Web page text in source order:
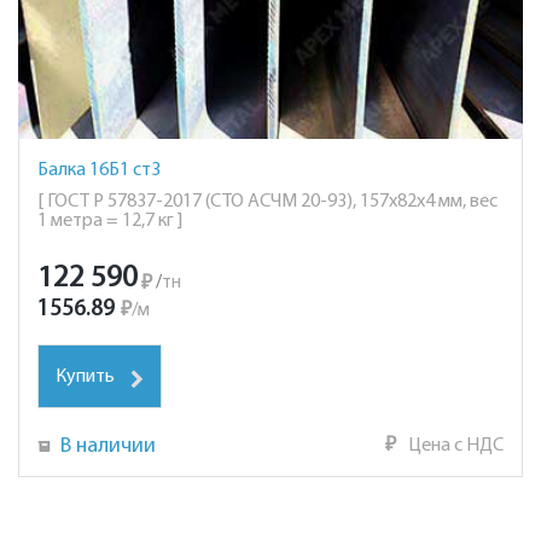
Балка 16Б1 ст3
[ ГОСТ Р 57837-2017 (СТО АСЧМ 20-93), 157х82х4 мм, вес
1 метра = 12,7 кг ]
122 590₽ /тн
1556.89 ₽/м
Купить
В наличии ₽ Цена с НДС